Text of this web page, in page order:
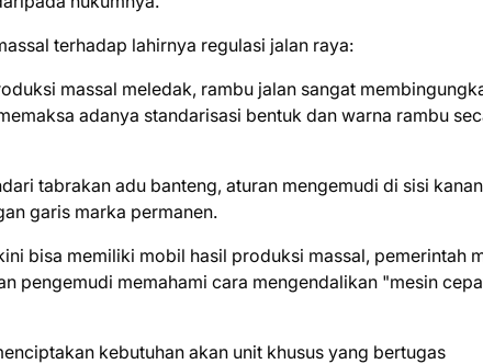
terhadap lahirnya regulasi jalan raya:
massal meledak, rambu jalan sangat
adanya standarisasi bentuk dan warna rambu
tabrakan adu banteng, aturan mengemudi di sisi
garis marka permanen.
bisa memiliki mobil hasil produksi massal, pemerintah
pengemudi memahami cara mengendalikan "mesin
kebutuhan akan unit khusus yang bertugas